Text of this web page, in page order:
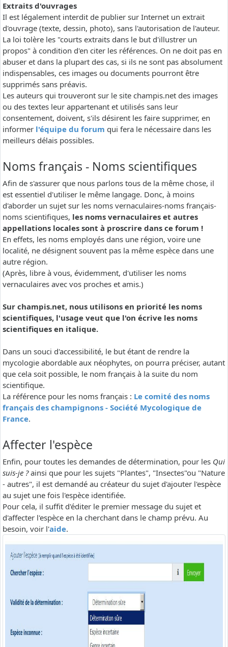
Extraits d'ouvrages
Il est légalement interdit de publier sur Internet un extrait
d'ouvrage (texte, dessin, photo), sans l'autorisation de l'auteur.
La loi tolère les "courts extraits dans le but d'illustrer un
propos" à condition d'en citer les références. On ne doit pas en
abuser et dans la plupart des cas, si ils ne sont pas absolument
indispensables, ces images ou documents pourront être
supprimés sans préavis.
Les auteurs qui trouveront sur le site champis.net des images
ou des textes leur appartenant et utilisés sans leur
consentement, doivent, s'ils désirent les faire supprimer, en
informer l'équipe du forum qui fera le nécessaire dans les
meilleurs délais possibles.
Noms français - Noms scientifiques
Afin de s'assurer que nous parlons tous de la même chose, il
est essentiel d'utiliser le même langage. Donc, à moins
d'aborder un sujet sur les noms vernaculaires-noms français-
noms scientifiques, les noms vernaculaires et autres
appellations locales sont à proscrire dans ce forum !
En effets, les noms employés dans une région, voire une
localité, ne désignent souvent pas la même espèce dans une
autre région.
(Après, libre à vous, évidemment, d'utiliser les noms
vernaculaires avec vos proches et amis.)
Sur champis.net, nous utilisons en priorité les noms
scientifiques, l'usage veut que l'on écrive les noms
scientifiques en italique.
Dans un souci d'accessibilité, le but étant de rendre la
mycologie abordable aux néophytes, on pourra préciser, autant
que cela soit possible, le nom français à la suite du nom
scientifique.
La référence pour les noms français : Le comité des noms
français des champignons - Société Mycologique de
France.
Affecter l'espèce
Enfin, pour toutes les demandes de détermination, pour les Qui
suis-je ?ainsi que pour les sujets "Plantes", "Insectes"ou "Nature
- autres", il est demandé au créateur du sujet d'ajouter l'espèce
au sujet une fois l'espèce identifiée.
Pour cela, il suffit d'éditer le premier message du sujet et
d'affecter l'espèce en la cherchant dans le champ prévu. Au
besoin, voir l'aide.